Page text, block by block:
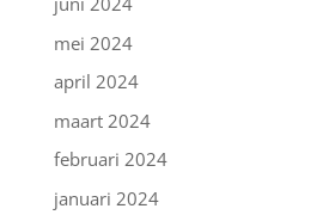
mei 2024
april 2024
maart 2024
februari 2024
januari 2024